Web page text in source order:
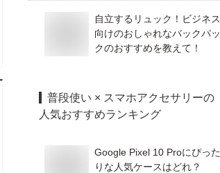
自立するリュック！ビジネス
向けのおしゃれなバックパッ
クのおすすめを教えて！
普段使い × スマホアクセサリーの
人気おすすめランキング
Google Pixel 10 Proにぴった
りな人気ケースはどれ？